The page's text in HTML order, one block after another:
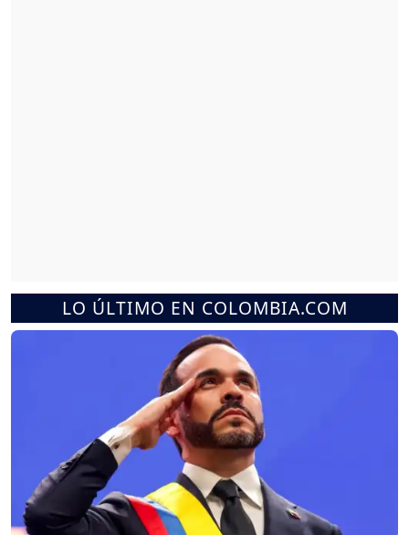
LO ÚLTIMO EN COLOMBIA.COM